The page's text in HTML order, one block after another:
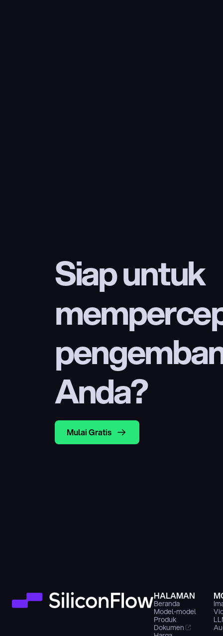
Siap untuk
Anda?
Mulai Gratis
HALAMAN
Beranda
Model-model
Produk
Dokumen